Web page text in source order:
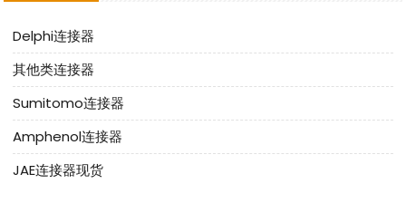
Delphi连接器
其他类连接器
Sumitomo连接器
Amphenol连接器
JAE连接器现货